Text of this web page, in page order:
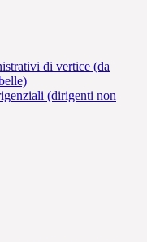
di vertice (da
(dirigenti non